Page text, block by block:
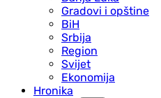
Gradovi i opštine
BiH
Srbija
Region
Svijet
Ekonomija
Hronika